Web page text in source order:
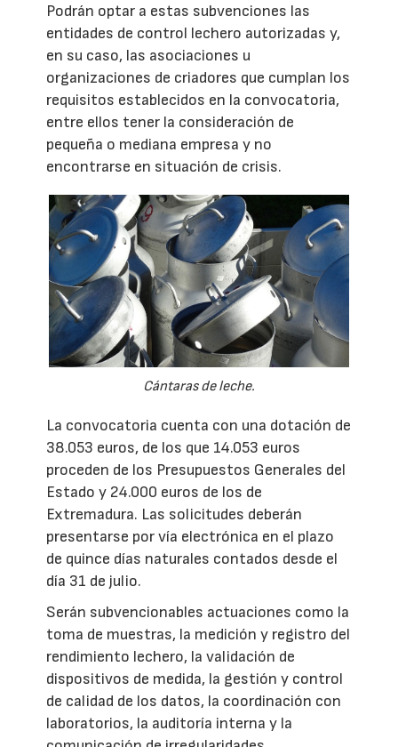
Podrán optar a estas subvenciones las
entidades de control lechero autorizadas y,
en su caso, las asociaciones u
organizaciones de criadores que cumplan los
requisitos establecidos en la convocatoria,
entre ellos tener la consideración de
pequeña o mediana empresa y no
encontrarse en situación de crisis.
Cántaras de leche.
La convocatoria cuenta con una dotación de
38.053 euros, de los que 14.053 euros
proceden de los Presupuestos Generales del
Estado y 24.000 euros de los de
Extremadura. Las solicitudes deberán
presentarse por vía electrónica en el plazo
de quince días naturales contados desde el
día 31 de julio.
Serán subvencionables actuaciones como la
toma de muestras, la medición y registro del
rendimiento lechero, la validación de
dispositivos de medida, la gestión y control
de calidad de los datos, la coordinación con
laboratorios, la auditoría interna y la